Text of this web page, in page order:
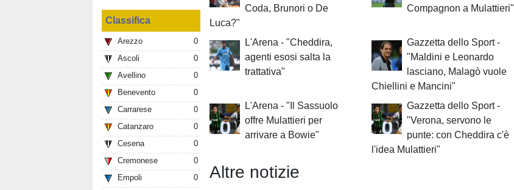
Classifica
Arezzo
0
Ascoli
0
Avellino
0
Benevento
0
Carrarese
0
Catanzaro
0
Cesena
0
Cremonese
0
Empoli
0
Coda, Brunori o De
Luca?"
Compagnon a Mulattieri"
L'Arena - "Cheddira,
agenti esosi salta la
trattativa"
Gazzetta dello Sport -
"Maldini e Leonardo
lasciano, Malagò vuole
Chiellini e Mancini"
L'Arena - "Il Sassuolo
offre Mulattieri per
arrivare a Bowie"
Gazzetta dello Sport -
"Verona, servono le
punte: con Cheddira c'è
l'idea Mulattieri"
Altre notizie